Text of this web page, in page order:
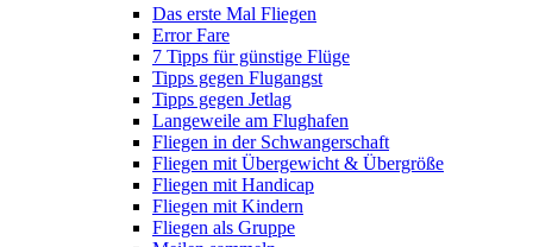
Das erste Mal Fliegen
Error Fare
7 Tipps für günstige Flüge
Tipps gegen Flugangst
Tipps gegen Jetlag
Langeweile am Flughafen
Fliegen in der Schwangerschaft
Fliegen mit Übergewicht & Übergröße
Fliegen mit Handicap
Fliegen mit Kindern
Fliegen als Gruppe